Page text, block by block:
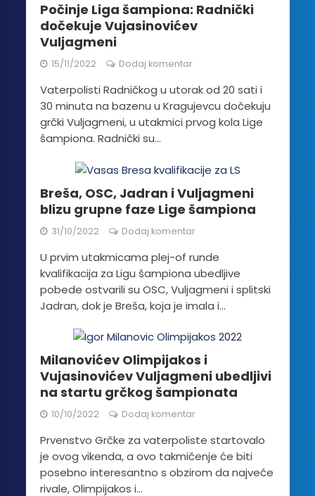
Počinje Liga šampiona: Radnički
dočekuje Vujasinovićev
Vuljagmeni
15/11/2022 Dodaj komentar
Vaterpolisti Radničkog u utorak od 20 sati i
30 minuta na bazenu u Kragujevcu dočekuju
grčki Vuljagmeni, u utakmici prvog kola Lige
šampiona. Radnički su...
Breša, OSC, Jadran i Vuljagmeni
blizu grupne faze Lige šampiona
31/10/2022 Dodaj komentar
U prvim utakmicama plej-of runde
kvalifikacija za Ligu šampiona ubedljive
pobede ostvarili su OSC, Vuljagmeni i splitski
Jadran, dok je Breša, koja je imala i...
Milanovićev Olimpijakos i
Vujasinovićev Vuljagmeni ubedljivi
na startu grčkog šampionata
10/10/2022 Dodaj komentar
Prvenstvo Grčke za vaterpoliste startovalo
je ovog vikenda, a ovo takmičenje će biti
posebno interesantno s obzirom da najveće
rivale, Olimpijakos i...